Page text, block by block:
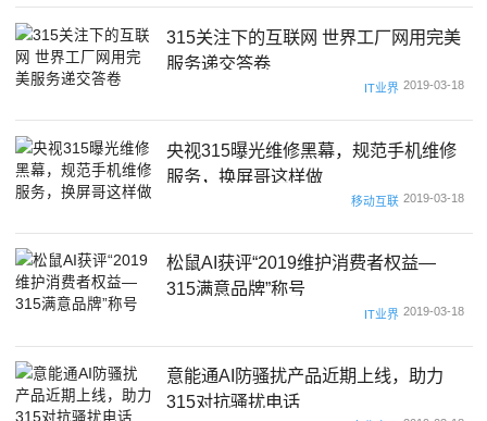
315关注下的互联网 世界工厂网用完美
服务递交答卷
IT业界 2019-03-18
央视315曝光维修黑幕，规范手机维修
服务，换屏哥这样做
移动互联 2019-03-18
松鼠AI获评“2019维护消费者权益—
315满意品牌”称号
IT业界 2019-03-18
意能通AI防骚扰产品近期上线，助力
315对抗骚扰电话